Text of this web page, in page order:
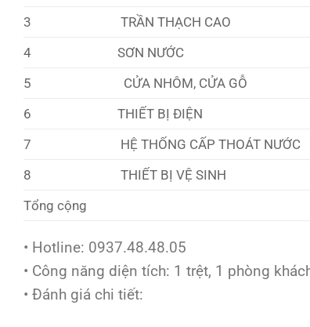
3
TRẦN THẠCH CAO
4
SƠN NƯỚC
5
CỬA NHÔM, CỬA GỖ
6
THIẾT BỊ ĐIỆN
7
HỆ THỐNG CẤP THOÁT NƯỚC
8
THIẾT BỊ VỆ SINH
Tổng cộng
• Hotline: 0937.48.48.05
• Công năng diện tích: 1 trệt, 1 phòng
• Đánh giá chi tiết: